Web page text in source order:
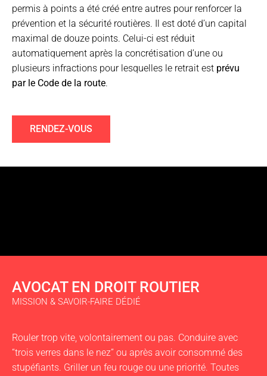
permis à points a été créé entre autres pour renforcer la
prévention et la sécurité routières. Il est doté d’un capital
maximal de douze points. Celui-ci est réduit
automatiquement après la concrétisation d’une ou
plusieurs infractions pour lesquelles le retrait est prévu
par le Code de la route.
RENDEZ-VOUS
AVOCAT EN DROIT ROUTIER
MISSION & SAVOIR-FAIRE DÉDIÉ
Rouler trop vite, volontairement ou pas. Conduire avec
“trois verres dans le nez” ou après avoir consommé des
stupéfiants. Griller un feu rouge ou une priorité. Toutes